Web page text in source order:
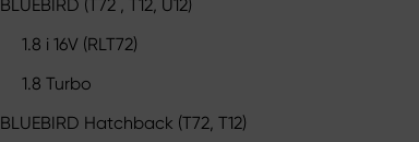
BLUEBIRD (T72 , T12, U12)
1.8 i 16V (RLT72)
1.8 Turbo
BLUEBIRD Hatchback (T72, T12)